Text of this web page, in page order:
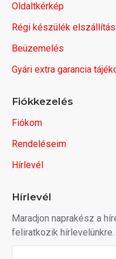
Oldaltkérkép
Régi készülék elszállítás
Beüzemelés
Gyári extra garancia
Fiókkezelés
Fiókom
Rendeléseim
Hírlevél
Hírlevél
Maradjon naprakész a
feliratkozik hírlevelünkre.